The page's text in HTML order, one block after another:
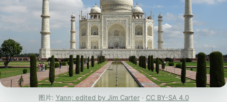
图片: Yann; edited by Jim Carter· CC BY-SA 4.0